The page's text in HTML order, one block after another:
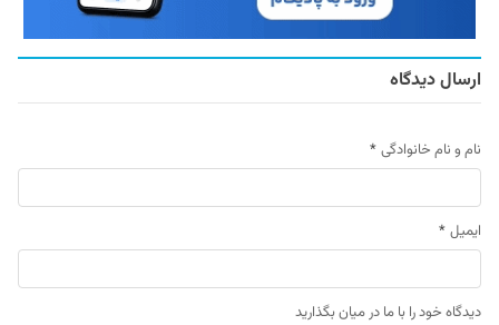
ارسال دیدگاه
نام و نام خانوادگی *
ایمیل *
دیدگاه خود را با ما در میان بگذارید